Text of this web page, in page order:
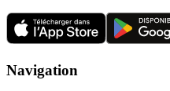
Navigation